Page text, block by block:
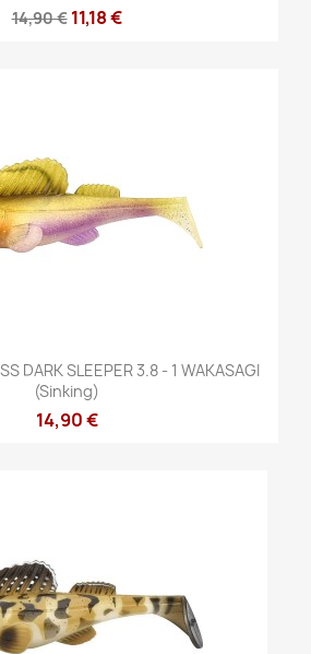
14,90 € 11,18 €
DARK SLEEPER 3.8 - 1 WAKASAGI
(sinking)
14,90 €